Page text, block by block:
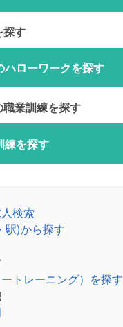
探す
ハローワークを探す
業訓練を探す
練を探す
検索
駅)から探す
トレーニング）を探す